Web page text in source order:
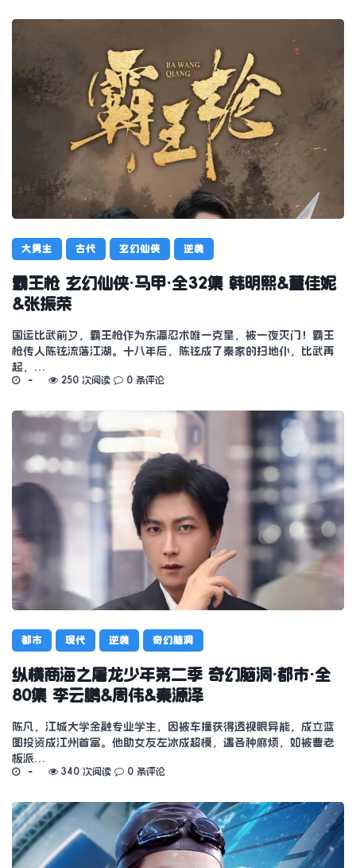
大男主 古代 玄幻仙侠 逆袭
霸王枪 玄幻仙侠·马甲·全32集 韩明熙&董佳妮
&张振荣
国运比武前夕，霸王枪作为东瀛忍术唯一克星，被一夜灭门！霸王
枪传人陈铉流落江湖。十八年后，陈铉成了秦家的扫地仆，比武再
起，…
250 次阅读 0 条评论
都市 现代 逆袭 奇幻脑洞
纵横商海之屠龙少年第二季 奇幻脑洞·都市·全
80集 李云鹏&周伟&秦源泽
陈凡，江城大学金融专业学生，因被车撞获得透视眼异能，成立蓝
图投资成江州首富。他助女友左冰成超模，遇各种麻烦，如被曹老
板派…
340 次阅读 0 条评论